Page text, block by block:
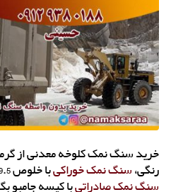
خرید سنگ نمک کلوخه معدنی از
رنگی،سنگ نمک خوراکیبا خلوص 99.5 درصد، انواع مختلف
سنگ نمک صادراتیبا کیسه جامبو